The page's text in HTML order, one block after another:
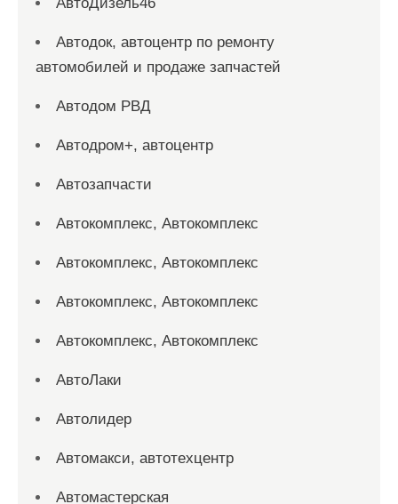
Автодок, автоцентр по ремонту
автомобилей и продаже запчастей
Автодом РВД
Автодром+, автоцентр
Автозапчасти
Автокомплекс, Автокомплекс
Автокомплекс, Автокомплекс
Автокомплекс, Автокомплекс
Автокомплекс, Автокомплекс
АвтоЛаки
Автолидер
Автомакси, автотехцентр
Автомастерская